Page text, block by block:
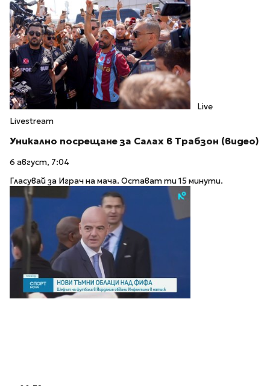
Live
Livestream
Уникално посрещане за Салах в Трабзон (видео)
6 август, 7:04
Гласувай за Играч на мача. Остават ти 15 минути.